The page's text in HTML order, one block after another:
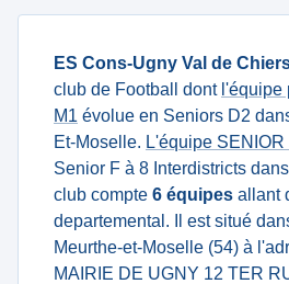
ES Cons-Ugny Val de
club de Football dont l'équipe
M1 évolue en Seniors D2
Et-Moselle. L'équipe SENIOR
Senior F à 8 Interdistricts
club compte 6 équipes allant
departemental. Il est situé
Meurthe-et-Moselle (54) à
MAIRIE DE UGNY 12 TER